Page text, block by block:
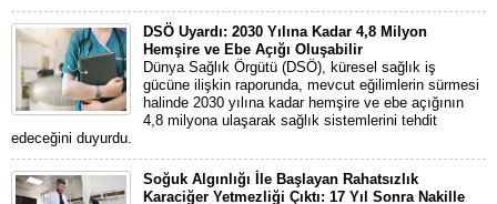
DSÖ Uyardı: 2030 Yılına Kadar 4,8 Milyon
Hemşire ve Ebe Açığı Oluşabilir
Dünya Sağlık Örgütü (DSÖ), küresel sağlık iş
gücüne ilişkin raporunda, mevcut eğilimlerin sürmesi
halinde 2030 yılına kadar hemşire ve ebe açığının
4,8 milyona ulaşarak sağlık sistemlerini tehdit
edeceğini duyurdu.
Soğuk Algınlığı İle Başlayan Rahatsızlık
Karaciğer Yetmezliği Çıktı: 17 Yıl Sonra Nakille